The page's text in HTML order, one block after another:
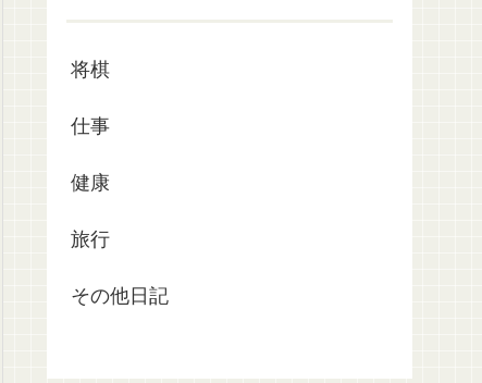
将棋
仕事
健康
旅行
その他日記